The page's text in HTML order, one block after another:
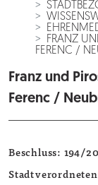
FRANZ
FERENC /
Franz und
Ferenc /
Beschluss: 194/